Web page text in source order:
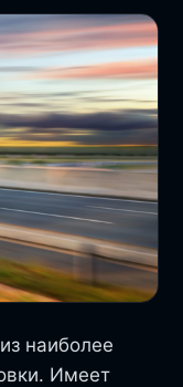
наиболее
Имеет